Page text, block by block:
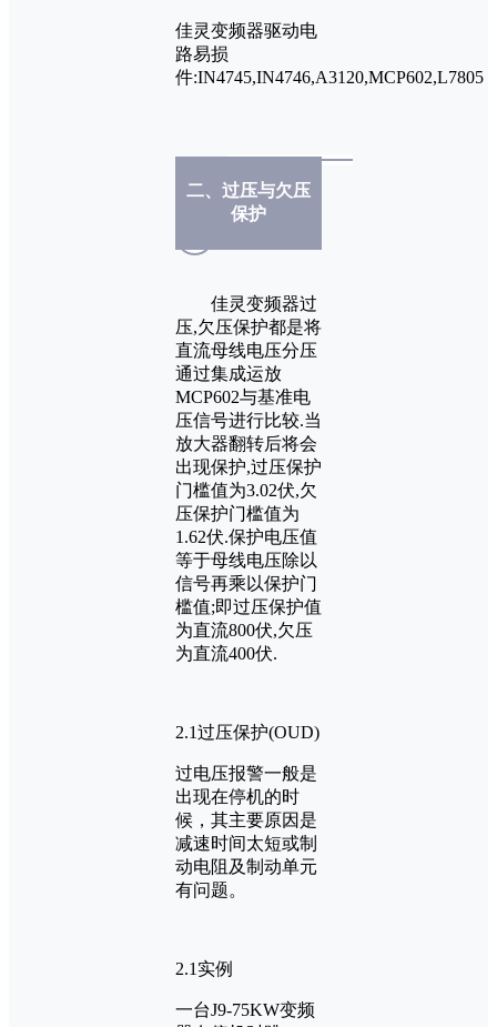
佳灵变频器驱动电
路易损
件:IN4745,IN4746,A3120,MCP602,L7805
二、过压与欠压
保护
佳灵变频器过
压,欠压保护都是将
直流母线电压分压
通过集成运放
MCP602与基准电
压信号进行比较.当
放大器翻转后将会
出现保护,过压保护
门槛值为3.02伏,欠
压保护门槛值为
1.62伏.保护电压值
等于母线电压除以
信号再乘以保护门
槛值;即过压保护值
为直流800伏,欠压
为直流400伏.
2.1过压保护(OUD)
过电压报警一般是
出现在停机的时
候，其主要原因是
减速时间太短或制
动电阻及制动单元
有问题。
2.1实例
一台J9-75KW变频